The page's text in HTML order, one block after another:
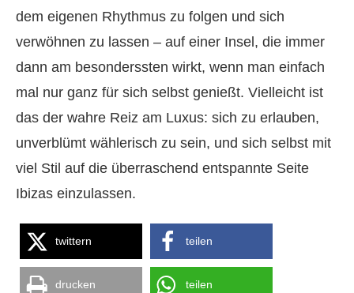
dem eigenen Rhythmus zu folgen und sich
verwöhnen zu lassen – auf einer Insel, die immer
dann am besonderssten wirkt, wenn man einfach
mal nur ganz für sich selbst genießt. Vielleicht ist
das der wahre Reiz am Luxus: sich zu erlauben,
unverblümt wählerisch zu sein, und sich selbst mit
viel Stil auf die überraschend entspannte Seite
Ibizas einzulassen.
twittern teilen
drucken teilen